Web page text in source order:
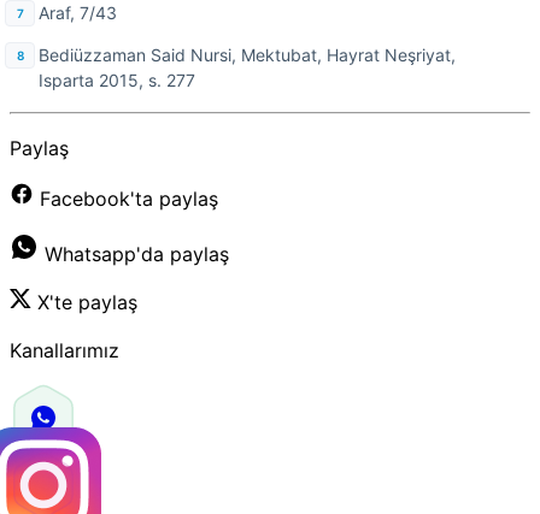
Araf, 7/43
Bediüzzaman Said Nursi, Mektubat, Hayrat Neşriyat,
Isparta 2015, s. 277
Paylaş
Facebook'ta paylaş
Whatsapp'da paylaş
X'te paylaş
Kanallarımız